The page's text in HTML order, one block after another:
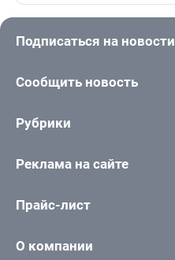
Подписаться на новости
Сообщить новость
Рубрики
Реклама на сайте
Прайс-лист
О компании